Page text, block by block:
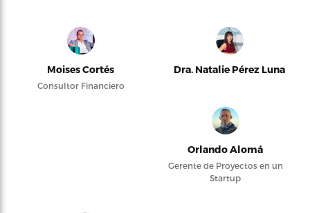
Moises Cortés
Consultor Financiero
Dra. Natalie Pérez Luna
Orlando Alomá
Gerente de Proyectos en un
Startup